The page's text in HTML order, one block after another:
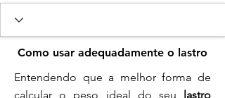
Como usar adequadamente o lastro
Entendendo que a melhor forma de
calcular o peso ideal do seu lastro